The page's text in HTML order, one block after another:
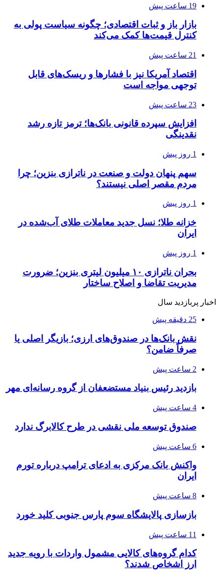
19 ساعت پیش
بازار باز و ثبات اقتصادی؛ چگونه سیاست پولی به
کنترل قیمت‌ها کمک می‌کند
21 ساعت پیش
اقتصاد آمریکا نیز با فشارها و ریسک‌های قابل
توجهی مواجه است
23 ساعت پیش
افزایش سپرده قانونی بانک‌ها؛ ترمز تازه رشد
نقدینگی
1 روز پیش
سهم پنهان دولت و صنعت در ناترازی بنزین؛ چرا
مردم مقصر اصلی نیستند؟
1 روز پیش
خزانه طلا؛ نسل جدید معاملات طلای آب‌شده در
ایران
1 روز پیش
بحران ناترازی ۱۰ میلیون لیتری بنزین؛ ضرورت
مدیریت تقاضا و اصلاح ساختار
اخبار پربازدید سال
25 دقیقه پیش
نقش بانک‌ها در صندوق‌های ارزی؛ بازیگر اصلی یا
صرفاً ضامن؟
2 ساعت پیش
بازدید رئیس بنیاد مستضعفان از گروه رسانه‌ای مهر
4 ساعت پیش
صندوق توسعه ملی نقشی در طرح کالابرگ ندارد
6 ساعت پیش
واکنش بانک مرکزی به ادعای ترامپ درباره تورم
ایران
8 ساعت پیش
بازسازی پالایشگاه سوم پارس جنوبی کلید خورد
11 ساعت پیش
کدام گروه‌های کالایی مشمول واردات با رویه جدید
ارز اشخاص شدند؟